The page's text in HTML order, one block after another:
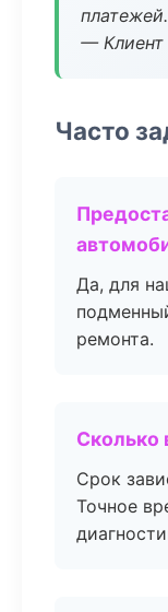
— Клиент
Часто
Да, для
ремонта.
Сколько
Срок
Точное